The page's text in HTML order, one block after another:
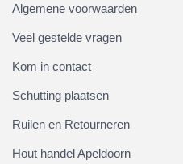
Algemene voorwaarden
Veel gestelde vragen
Kom in contact
Schutting plaatsen
Ruilen en Retourneren
Hout handel Apeldoorn